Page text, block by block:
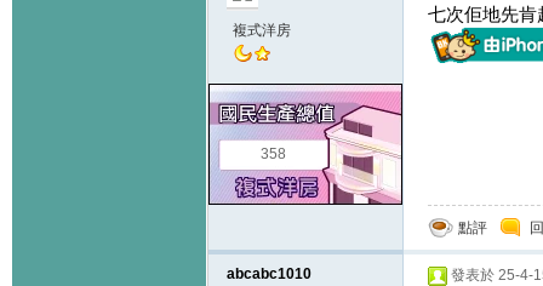
複式洋房
358
七次佢地先肯
點評
abcabc1010 發表於 25-4-